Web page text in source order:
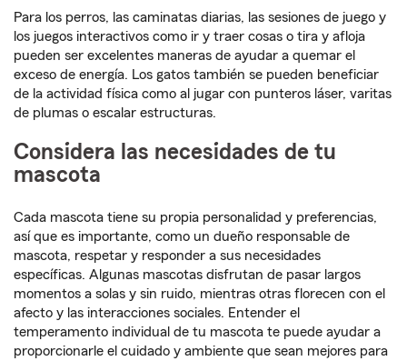
Para los perros, las caminatas diarias, las sesiones de juego y
los juegos interactivos como ir y traer cosas o tira y afloja
pueden ser excelentes maneras de ayudar a quemar el
exceso de energía. Los gatos también se pueden beneficiar
de la actividad física como al jugar con punteros láser, varitas
de plumas o escalar estructuras.
Considera las necesidades de tu
mascota
Cada mascota tiene su propia personalidad y preferencias,
así que es importante, como un dueño responsable de
mascota, respetar y responder a sus necesidades
específicas. Algunas mascotas disfrutan de pasar largos
momentos a solas y sin ruido, mientras otras florecen con el
afecto y las interacciones sociales. Entender el
temperamento individual de tu mascota te puede ayudar a
proporcionarle el cuidado y ambiente que sean mejores para